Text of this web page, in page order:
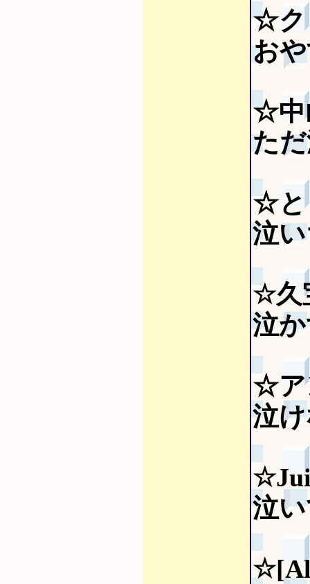
☆ク
お
☆中
た
☆と
泣
☆久
泣
☆ア
泣
泣